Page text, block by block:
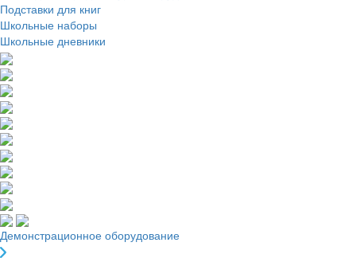
Подставки для книг
Школьные наборы
Школьные дневники
Демонстрационное оборудование